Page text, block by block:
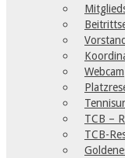
Webcam
TCB –
TCB-